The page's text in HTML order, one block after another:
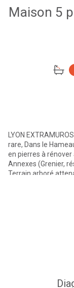
Maison 5 pièce(s) 3 chambre(s) 130
LYON
rare, Dans le
en pierres à
Annexes (Grenier,
Terrain arboré
chambre, au 2ème
Coté annexe :
Possibilité de
contacter au